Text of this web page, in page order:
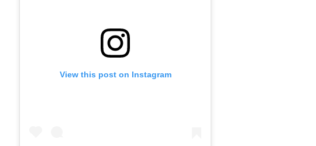
View this post on Instagram